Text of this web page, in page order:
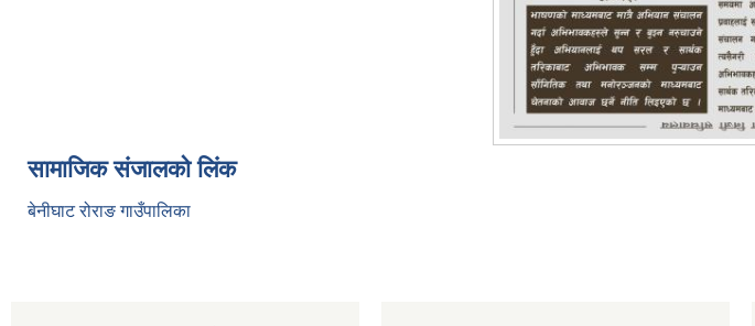
सामाजिक संजालको लिंक
बेनीघाट रोराङ गाउँपालिका